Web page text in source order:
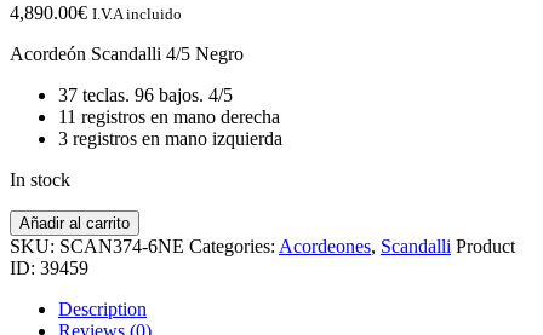
4,890.00€ I.V.A incluido
Acordeón Scandalli 4/5 Negro
37 teclas. 96 bajos. 4/5
11 registros en mano derecha
3 registros en mano izquierda
In stock
Acordeón
SCANDALLI
4/5
quantity
Añadir al carrito
SKU: SCAN374-6NE Categories: Acordeones, Scandalli Product
ID: 39459
Description
Reviews (0)